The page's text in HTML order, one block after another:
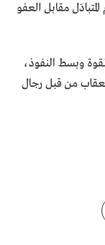
مقابل العفو
وبسط النفوذ،
من قبل رجال